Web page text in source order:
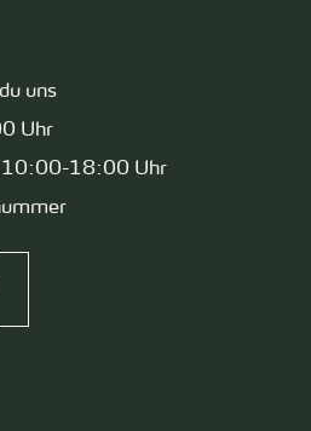
uns
Uhr
10:00-18:00 Uhr